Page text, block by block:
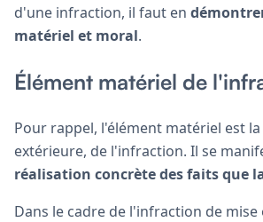
d'une infraction, il faut en
matériel et moral.
Élément matériel de
Pour rappel, l'élément matériel est
extérieure, de l'infraction. Il se
réalisation concrète des faits que
Dans le cadre de l'infraction de mise